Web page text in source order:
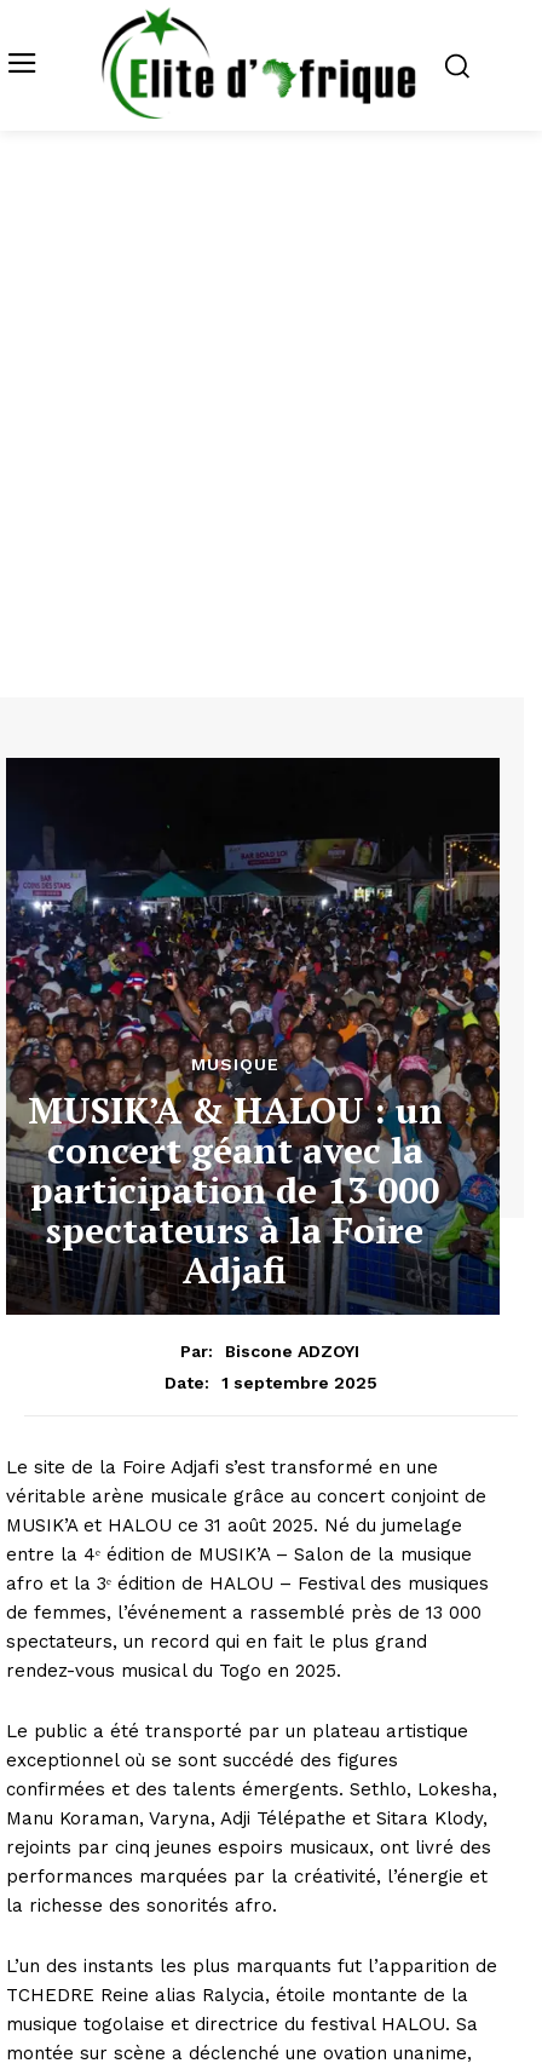
MUSIQUE
MUSIK’A & HALOU : un
concert géant avec la
participation de 13 000
spectateurs à la Foire
Adjafi
Par:
Biscone ADZOYI
Date:
1 septembre 2025
Le site de la Foire Adjafi s’est transformé en une
véritable arène musicale grâce au concert conjoint de
MUSIK’A et HALOU ce 31 août 2025. Né du jumelage
entre la 4ᵉ édition de MUSIK’A – Salon de la musique
afro et la 3ᵉ édition de HALOU – Festival des musiques
de femmes, l’événement a rassemblé près de 13 000
spectateurs, un record qui en fait le plus grand
rendez-vous musical du Togo en 2025.
Le public a été transporté par un plateau artistique
exceptionnel où se sont succédé des figures
confirmées et des talents émergents. Sethlo, Lokesha,
Manu Koraman, Varyna, Adji Télépathe et Sitara Klody,
rejoints par cinq jeunes espoirs musicaux, ont livré des
performances marquées par la créativité, l’énergie et
la richesse des sonorités afro.
L’un des instants les plus marquants fut l’apparition de
TCHEDRE Reine alias Ralycia, étoile montante de la
musique togolaise et directrice du festival HALOU. Sa
montée sur scène a déclenché une ovation unanime,